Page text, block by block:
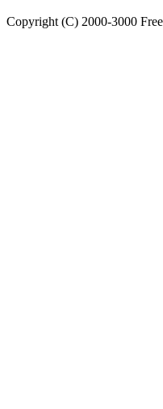
Copyright (C) 2000-3000